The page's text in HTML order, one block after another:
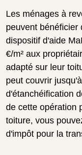
Les ménages à
peuvent bénéficier
dispositif d'aide
€/m² aux
adapté sur leur
peut couvrir
d'étanchéification
de cette opération
toiture, vous
d'impôt pour la